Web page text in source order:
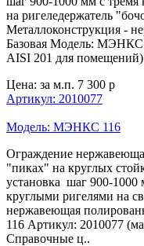
на ригеледержатель
Металлоконструкция -
Базовая Модель: МЭНКС
AISI 201 для
Цена: за м.п. 7 300 р
Артикул: 2010077
Модель: МЭНКС 116
Ограждение
"пиках" на круглых
установка шаг 900-
круглыми ригелями на
нержавеющая
116 Артикул: 2010077
Справочные ц..